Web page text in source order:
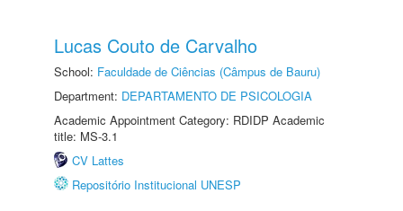
Lucas Couto de Carvalho
School: Faculdade de Ciências (Câmpus de Bauru)
Department: DEPARTAMENTO DE PSICOLOGIA
Academic Appointment Category: RDIDP Academic
title: MS-3.1
CV Lattes
Repositório Institucional UNESP